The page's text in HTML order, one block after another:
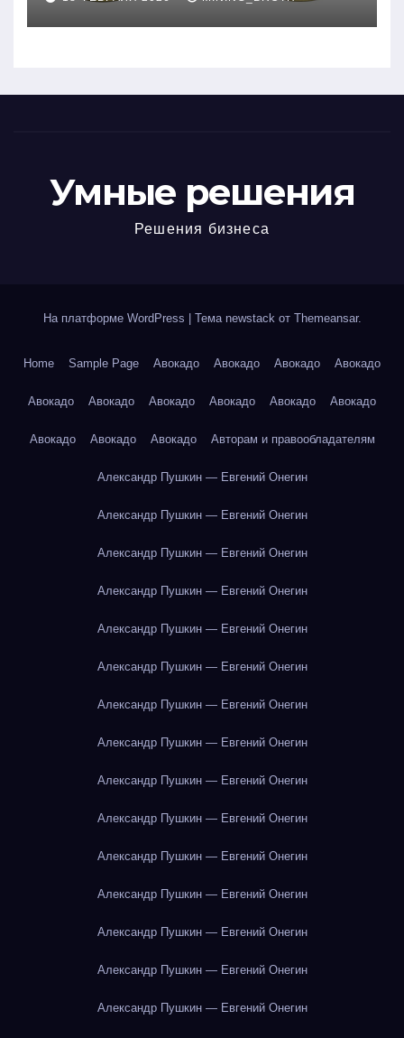
руководство
Умные решения
Решения бизнеса
На платформе WordPress Тема newstack от Themeansar.
Home Sample Page Авокадо Авокадо Авокадо Авокадо
Авокадо Авокадо Авокадо Авокадо Авокадо Авокадо
Авокадо Авокадо Авокадо Авторам и правообладателям
Александр Пушкин — Евгений Онегин
Александр Пушкин — Евгений Онегин
Александр Пушкин — Евгений Онегин
Александр Пушкин — Евгений Онегин
Александр Пушкин — Евгений Онегин
Александр Пушкин — Евгений Онегин
Александр Пушкин — Евгений Онегин
Александр Пушкин — Евгений Онегин
Александр Пушкин — Евгений Онегин
Александр Пушкин — Евгений Онегин
Александр Пушкин — Евгений Онегин
Александр Пушкин — Евгений Онегин
Александр Пушкин — Евгений Онегин
Александр Пушкин — Евгений Онегин
Александр Пушкин — Евгений Онегин